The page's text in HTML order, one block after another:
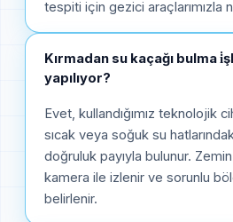
tespiti için gezici araçlarımızla
Kırmadan su kaçağı bulma
yapılıyor?
Evet, kullandığımız teknolojik
sıcak veya soğuk su
doğruluk payıyla bulunur.
kamera ile izlenir ve sorunlu
belirlenir.